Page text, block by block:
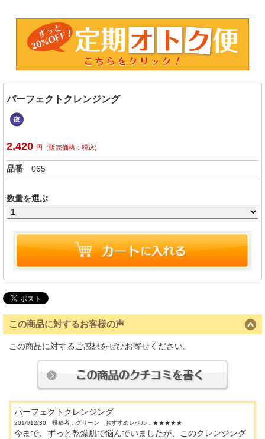
パーフェクトクレンジング
2,420 円（販売価格：税込)
品番 065
数量を選ぶ
この商品に対するお客様の声
この商品に対するご感想をぜひお寄せください。
パーフェクトクレンジング
2014/12/30 投稿者：グリーン おすすめレベル： ★★★★★
今まで、ずっと乾燥肌で悩んでいましたが、このクレンジング